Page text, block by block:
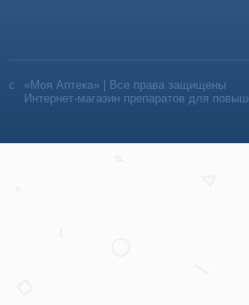
«Моя Аптека» | Все права защищены
Интернет-магазин препаратов для